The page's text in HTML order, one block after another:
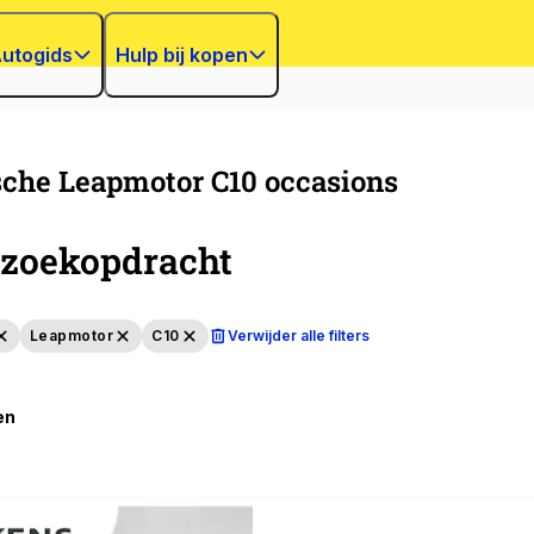
Hulp bij kopen
Leapmotor C10 occasions
Leapmotor C10 Verwijder alle filters